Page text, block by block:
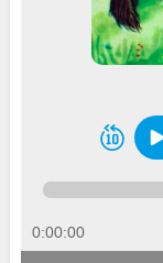
0:00:00